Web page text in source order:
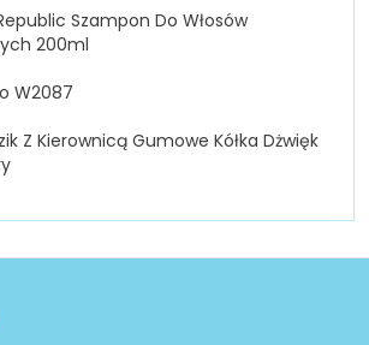
Szampon Do Włosów
200ml
W2087
Z Kierownicą Gumowe Kółka Dżwięk